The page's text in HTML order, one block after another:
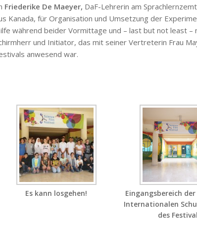
Friederike De Maeyer, DaF-Lehrerin am
Kanada, für Organisation und Umsetzung der
während beider Vormittage und – last but not least –
und Initiator, das mit seiner Vertreterin Frau
anwesend war.
Es kann losgehen!
Eingangsbereich
Internationalen
des